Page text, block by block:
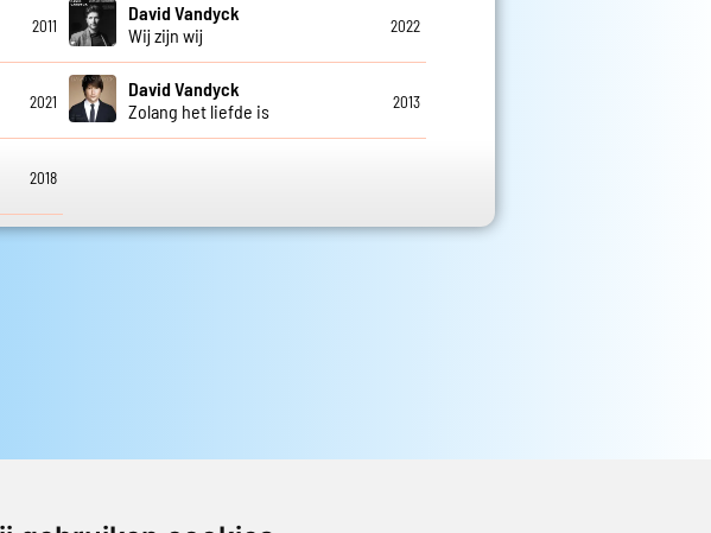
2011
David Vandyck
Wij zijn wij
2022
2021
David Vandyck
Zolang het liefde is
2013
2018